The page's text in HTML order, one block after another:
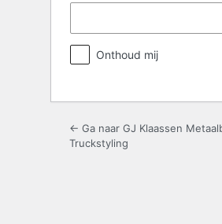
Onthoud mij
← Ga naar GJ Klaassen
Truckstyling